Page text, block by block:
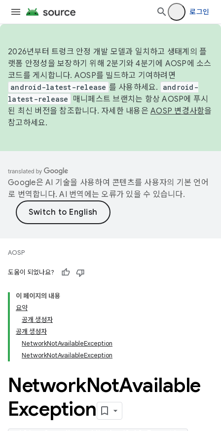
로그인
2026년부터 트렁크 안정 개발 모델과 일치하고 생태계의 플
랫폼 안정성을 보장하기 위해 2분기와 4분기에 AOSP에 소스
코드를 게시합니다. AOSP를 빌드하고 기여하려면
android-latest-release 를 사용하세요.
android-
latest-release
매니페스트 브랜치는 항상 AOSP에 푸시
된 최신 버전을 참조합니다. 자세한 내용은 AOSP 변경사항을
참고하세요.
Google은 AI 기술을 사용하여 콘텐츠를 사용자의 기본 언어
로 번역합니다. AI 번역에는 오류가 있을 수 있습니다.
AOSP
도움이 되었나요?
이 페이지의 내용
요약
공개 생성자
공개 생성자
NetworkNotAvailableException
NetworkNotAvailableException
NetworkNotAvailable
Exception